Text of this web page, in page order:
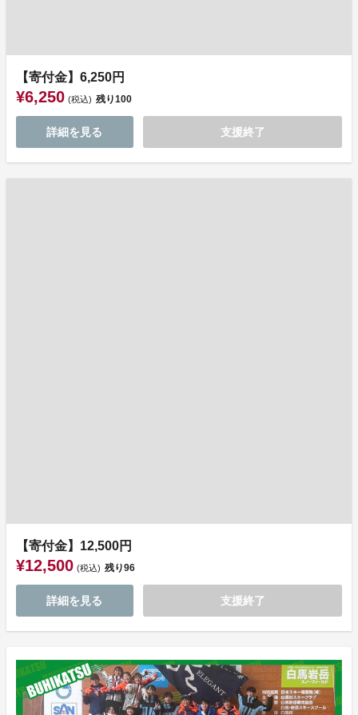
【寄付金】6,250円
¥6,250 (税込) 残り100
詳細を見る 支援終了
【寄付金】12,500円
¥12,500 (税込) 残り96
詳細を見る 支援終了